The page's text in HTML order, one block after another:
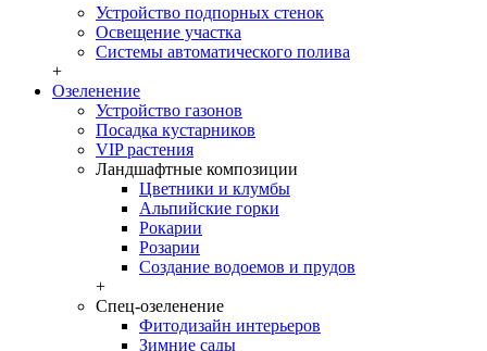
Устройство подпорных стенок
Освещение участка
Системы автоматического полива
+
Озеленение
Устройство газонов
Посадка кустарников
VIP растения
Ландшафтные композиции
Цветники и клумбы
Альпийские горки
Рокарии
Розарии
Создание водоемов и прудов
+
Спец-озеленение
Фитодизайн интерьеров
Зимние сады